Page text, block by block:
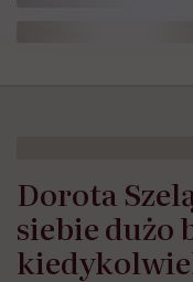
Dorota
siebie dużo